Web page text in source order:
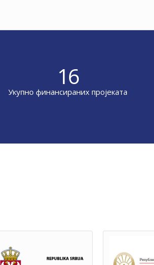
16
Укупно финансираних пројеката